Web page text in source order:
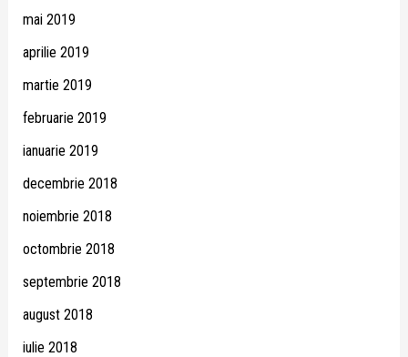
mai 2019
aprilie 2019
martie 2019
februarie 2019
ianuarie 2019
decembrie 2018
noiembrie 2018
octombrie 2018
septembrie 2018
august 2018
iulie 2018